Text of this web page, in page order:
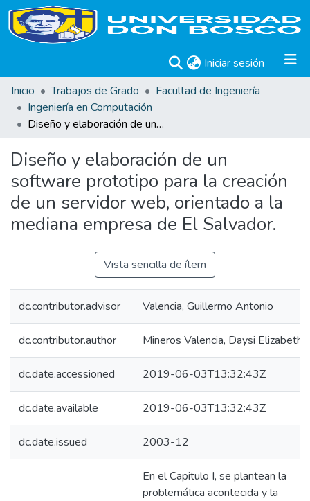
Iniciar sesión (current)
Inicio
Trabajos de Grado
Facultad de Ingeniería
Ingeniería en Computación
Diseño y elaboración de un software prototipo para la creación de un servidor web, orientado a la mediana empresa de El Salvador.
Diseño y elaboración de un
software prototipo para la creación
de un servidor web, orientado a la
mediana empresa de El Salvador.
Vista sencilla de ítem
dc.contributor.advisor Valencia, Guillermo Antonio
dc.contributor.author Mineros Valencia, Daysi Elizabeth
dc.date.accessioned 2019-06-03T13:32:43Z
dc.date.available 2019-06-03T13:32:43Z
dc.date.issued 2003-12
En el Capitulo I, se plantean la
problemática acontecida y la